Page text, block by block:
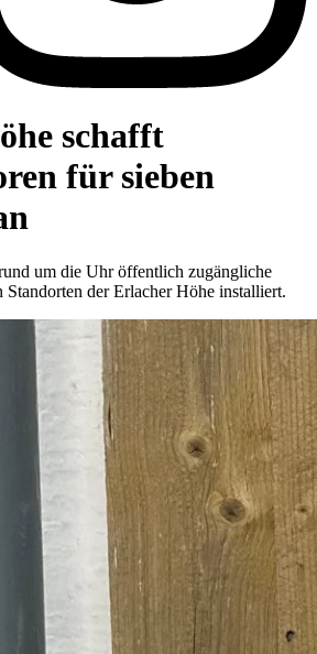
schafft
für sieben
um die Uhr öffentlich zugängliche
der Erlacher Höhe installiert.